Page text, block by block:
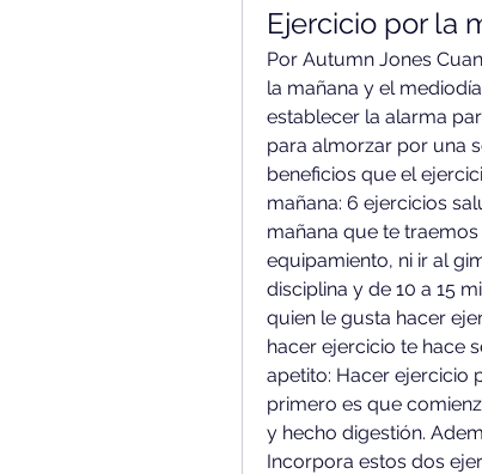
Ejercicio por la
Por Autumn Jones
la mañana y el
establecer la alarma
para almorzar por una
beneficios que el
mañana: 6 ejercicios
mañana que te
equipamiento, ni ir al
disciplina y de 10 a 15
quien le gusta hacer
hacer ejercicio te hace
apetito: Hacer ejercicio
primero es que
y hecho digestión.
Incorpora estos dos